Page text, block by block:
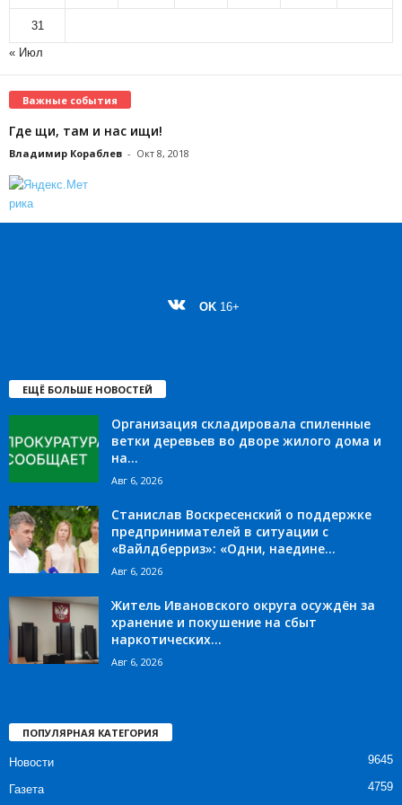
31
« Июл
Важные события
Где щи, там и нас ищи!
Владимир Кораблев - Окт 8, 2018
OK 16+
ЕЩЁ БОЛЬШЕ НОВОСТЕЙ
Организация складировала спиленные
ветки деревьев во дворе жилого дома и
на...
Авг 6, 2026
Станислав Воскресенский о поддержке
предпринимателей в ситуации с
«Вайлдберриз»: «Одни, наедине...
Авг 6, 2026
Житель Ивановского округа осуждён за
хранение и покушение на сбыт
наркотических...
Авг 6, 2026
ПОПУЛЯРНАЯ КАТЕГОРИЯ
Новости 9645
Газета 4759